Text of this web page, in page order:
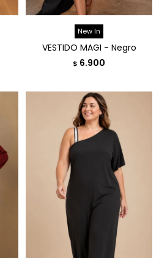
New In
VESTIDO MAGI - Negro
$ 6.900